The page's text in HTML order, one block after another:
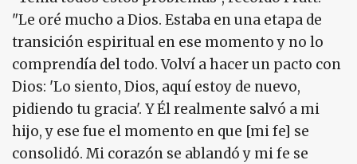
"Le oré mucho a Dios. Estaba en una etapa de
transición espiritual en ese momento y no lo
comprendía del todo. Volví a hacer un pacto con
Dios: 'Lo siento, Dios, aquí estoy de nuevo,
pidiendo tu gracia'. Y Él realmente salvó a mi
hijo, y ese fue el momento en que [mi fe] se
consolidó. Mi corazón se ablandó y mi fe se